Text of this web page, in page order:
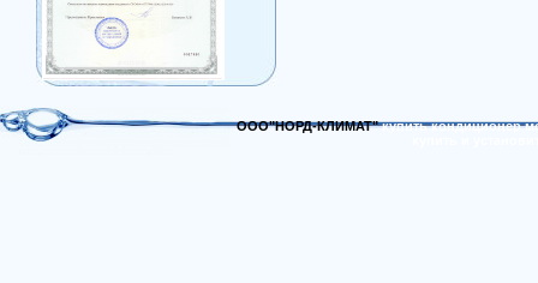
ООО"НОРД-КЛИМАТ"купить кондиционер